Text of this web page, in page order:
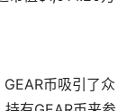
币吸引了众